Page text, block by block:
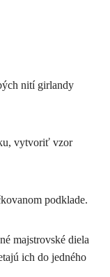
nití girlandy
vytvoriť vzor
podklade.
majstrovské diela
ich do jedného